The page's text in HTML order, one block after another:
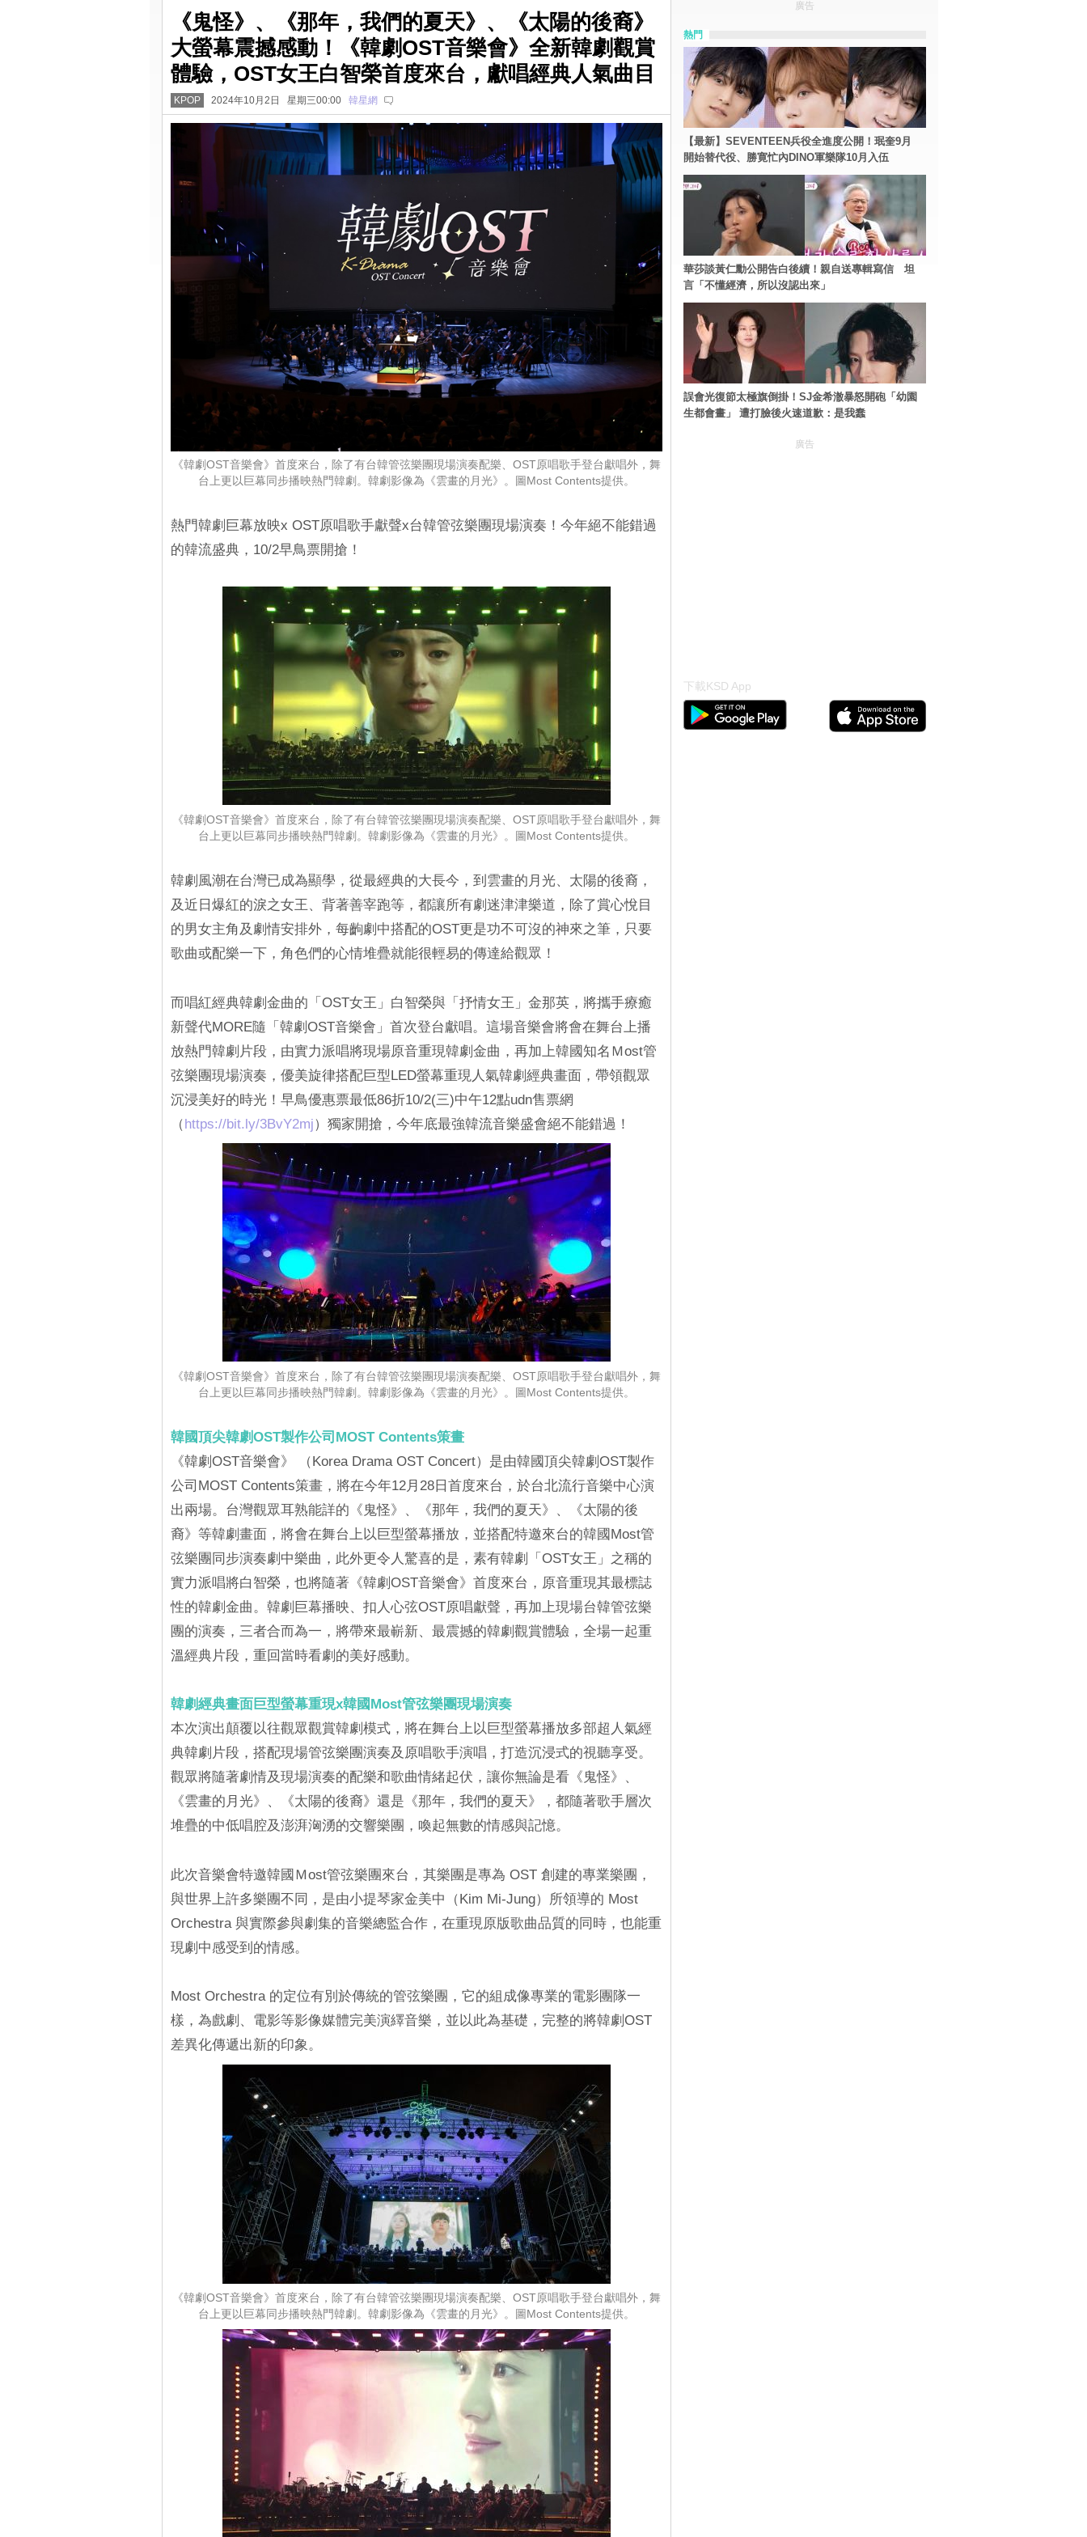
《鬼怪》、《那年，我們的夏天》、《太陽的後裔》
大螢幕震撼感動！《韓劇OST音樂會》全新韓劇觀賞
體驗，OST女王白智榮首度來台，獻唱經典人氣曲目
KPOP 2024年10月2日 星期三00:00 韓星網
《韓劇OST音樂會》首度來台，除了有台韓管弦樂團現場演奏配樂、OST原唱歌手登台獻唱外，舞
台上更以巨幕同步播映熱門韓劇。韓劇影像為《雲畫的月光》。圖Most Contents提供。
熱門韓劇巨幕放映x OST原唱歌手獻聲x台韓管弦樂團現場演奏！今年絕不能錯過
的韓流盛典，10/2早鳥票開搶！
《韓劇OST音樂會》首度來台，除了有台韓管弦樂團現場演奏配樂、OST原唱歌手登台獻唱外，舞
台上更以巨幕同步播映熱門韓劇。韓劇影像為《雲畫的月光》。圖Most Contents提供。
韓劇風潮在台灣已成為顯學，從最經典的大長今，到雲畫的月光、太陽的後裔，
及近日爆紅的淚之女王、背著善宰跑等，都讓所有劇迷津津樂道，除了賞心悅目
的男女主角及劇情安排外，每齣劇中搭配的OST更是功不可沒的神來之筆，只要
歌曲或配樂一下，角色們的心情堆疊就能很輕易的傳達給觀眾！
而唱紅經典韓劇金曲的「OST女王」白智榮與「抒情女王」金那英，將攜手療癒
新聲代MORE隨「韓劇OST音樂會」首次登台獻唱。這場音樂會將會在舞台上播
放熱門韓劇片段，由實力派唱將現場原音重現韓劇金曲，再加上韓國知名Ｍost管
弦樂團現場演奏，優美旋律搭配巨型LED螢幕重現人氣韓劇經典畫面，帶領觀眾
沉浸美好的時光！早鳥優惠票最低86折10/2(三)中午12點udn售票網
（‎https://bit.ly/3BvY2mj‎）獨家開搶，今年底最強韓流音樂盛會絕不能錯過！
《韓劇OST音樂會》首度來台，除了有台韓管弦樂團現場演奏配樂、OST原唱歌手登台獻唱外，舞
台上更以巨幕同步播映熱門韓劇。韓劇影像為《雲畫的月光》。圖Most Contents提供。
韓國頂尖韓劇OST製作公司MOST Contents策畫
《韓劇OST音樂會》 （Korea Drama OST Concert）是由韓國頂尖韓劇OST製作
公司MOST Contents策畫，將在今年12月28日首度來台，於台北流行音樂中心演
出兩場。台灣觀眾耳熟能詳的《鬼怪》、《那年，我們的夏天》、《太陽的後
裔》等韓劇畫面，將會在舞台上以巨型螢幕播放，並搭配特邀來台的韓國Most管
弦樂團同步演奏劇中樂曲，此外更令人驚喜的是，素有韓劇「OST女王」之稱的
實力派唱將白智榮，也將隨著《韓劇OST音樂會》首度來台，原音重現其最標誌
性的韓劇金曲。韓劇巨幕播映、扣人心弦OST原唱獻聲，再加上現場台韓管弦樂
團的演奏，三者合而為一，將帶來最嶄新、最震撼的韓劇觀賞體驗，全場一起重
溫經典片段，重回當時看劇的美好感動。
韓劇經典畫面巨型螢幕重現x韓國Most管弦樂團現場演奏
本次演出顛覆以往觀眾觀賞韓劇模式，將在舞台上以巨型螢幕播放多部超人氣經
典韓劇片段，搭配現場管弦樂團演奏及原唱歌手演唱，打造沉浸式的視聽享受。
觀眾將隨著劇情及現場演奏的配樂和歌曲情緒起伏，讓你無論是看《鬼怪》、
《雲畫的月光》、《太陽的後裔》還是《那年，我們的夏天》，都隨著歌手層次
堆疊的中低唱腔及澎湃洶湧的交響樂團，喚起無數的情感與記憶。
此次音樂會特邀韓國Ｍost管弦樂團來台，其樂團是專為 OST 創建的專業樂團，
與世界上許多樂團不同，是由小提琴家金美中（Kim Mi-Jung）所領導的 Most
Orchestra 與實際參與劇集的音樂總監合作，在重現原版歌曲品質的同時，也能重
現劇中感受到的情感。
Most Orchestra 的定位有別於傳統的管弦樂團，它的組成像專業的電影團隊一
樣，為戲劇、電影等影像媒體完美演繹音樂，並以此為基礎，完整的將韓劇OST
差異化傳遞出新的印象。
《韓劇OST音樂會》首度來台，除了有台韓管弦樂團現場演奏配樂、OST原唱歌手登台獻唱外，舞
台上更以巨幕同步播映熱門韓劇。韓劇影像為《雲畫的月光》。圖Most Contents提供。
廣告
熱門
【最新】SEVENTEEN兵役全進度公開！珉奎9月
開始替代役、勝寛忙內DINO軍樂隊10月入伍
華莎談黃仁勳公開告白後續！親自送專輯寫信 坦
言「不懂經濟，所以沒認出來」
誤會光復節太極旗倒掛！SJ金希澈暴怒開砲「幼園
生都會畫」 遭打臉後火速道歉：是我蠢
廣告
下載KSD App